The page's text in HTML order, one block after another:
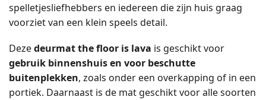
spelletjesliefhebbers en iedereen die zijn huis graag
voorziet van een klein speels detail.
Dezedeurmat the floor is lava is geschikt voor
gebruik binnenshuis en voor beschutte
buitenplekken, zoals onder een overkapping of in een
portiek. Daarnaast is de mat geschikt voor alle soorten